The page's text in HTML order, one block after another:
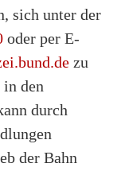
sich unter der
oder per E-
zu
den
durch
der Bahn